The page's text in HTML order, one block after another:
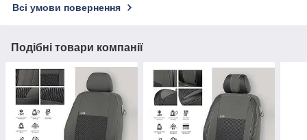
Всі умови повернення
Подібні товари компанії